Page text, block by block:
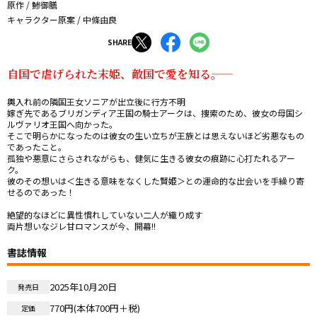
原作 / 鯵御膳
キャラクター原案 / 中條由良
SHARE
自国で虐げられた末姫、敵国で愛を知る――。
輿入れ前の隣国王女ソニアが出立後に行方不明――
嫁ぎ先であるブリガンディア王国の騎士アークは、捜索のため、彼女の母国シ
ルヴァリオ王国へ向かった。
そこで明らかになったのは彼女の生い立ちが王族とは思えないほど劣悪なもの
であったこと。
孤独や悪意にさらされながらも、健気に生きる彼女の痕跡に心打たれるアー
ク。
彼のその想いは＜生きる意味をなくした賢姫＞との運命的な出会いを手繰り寄
せるのであった！
絶望的なほどに異性慣れしていない二人が織り成す
両片想いなジレ甘ロマンスが今、開幕!!
書誌情報
発売日 2025年10月20日
定価 770円(本体700円＋税)